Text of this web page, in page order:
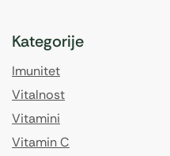
Kategorije
Imunitet
Vitalnost
Vitamini
Vitamin C